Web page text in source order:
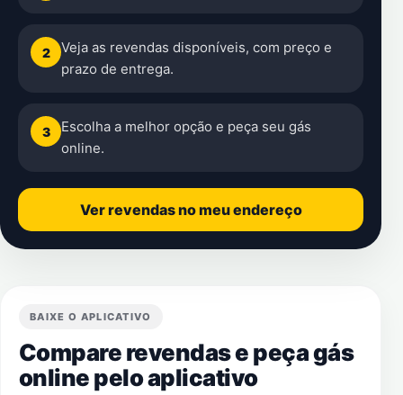
2
Veja as revendas disponíveis, com preço e
prazo de entrega.
3
Escolha a melhor opção e peça seu gás
online.
Ver revendas no meu endereço
BAIXE O APLICATIVO
Compare revendas e peça gás
online pelo aplicativo